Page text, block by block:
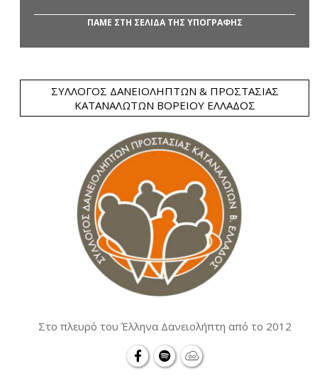
ΠΑΜΕ ΣΤΗ ΣΕΛΙΔΑ ΤΗΣ ΥΠΟΓΡΑΦΗΣ
ΣΎΛΛΟΓΟΣ ΔΑΝΕΙΟΛΗΠΤΏΝ & ΠΡΟΣΤΑΣΊΑΣ
ΚΑΤΑΝΑΛΩΤΏΝ ΒΟΡΕΊΟΥ ΕΛΛΆΔΟΣ
Στο πλευρό του Έλληνα Δανειολήπτη από το 2012